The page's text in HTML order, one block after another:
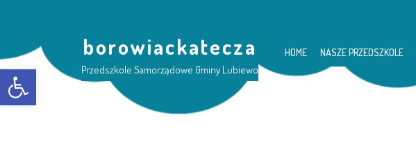
Otwórz pasek narzędzi
borowiackatecza
Przedszkole Samorządowe Gminy Lubiewo
HOME NASZE PRZEDSZKOLE